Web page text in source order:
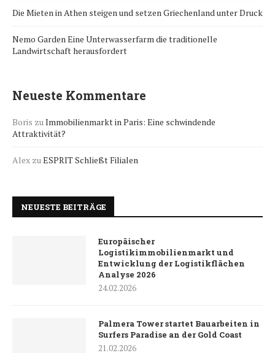
Die Mieten in Athen steigen und setzen Griechenland unter Druck
Nemo Garden Eine Unterwasserfarm die traditionelle
Landwirtschaft herausfordert
Neueste Kommentare
Boris zuImmobilienmarkt in Paris: Eine schwindende
Attraktivität?
Alex zuESPRIT Schließt Filialen
NEUESTE BEITRÄGE
Europäischer
Logistikimmobilienmarkt und
Entwicklung der Logistikflächen
Analyse 2026
24.02.2026
Palmera Tower startet Bauarbeiten in
Surfers Paradise an der Gold Coast
21.02.2026